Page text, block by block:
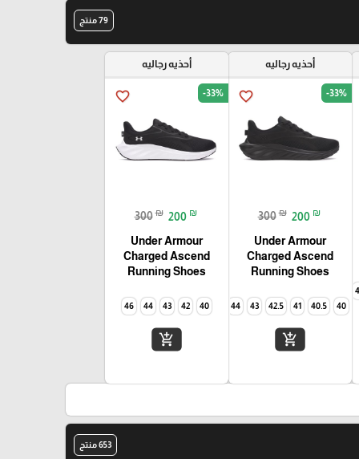
79 منتج
أحذيه رجاليه
favorite_border -33%
300 ₪ 200 ₪
Under Armour
Charged Ascend
Running Shoes
40
40.5
41
42.5
43
44
add_shopping_cart
أحذيه رجاليه
favorite_border -33%
300 ₪ 200 ₪
Under Armour
Charged Ascend
Running Shoes
40
42
43
44
46
add_shopping_cart
653 منتج